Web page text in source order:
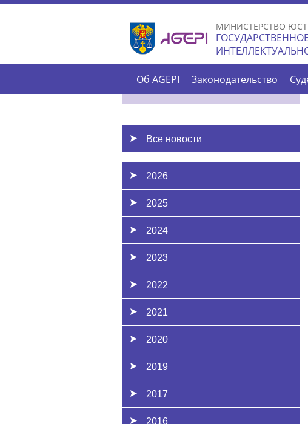
МИНИСТЕРСТВО
Об AGEPI Законодательство
Все новости
2026
2025
2024
2023
2022
2021
2020
2019
2017
2016